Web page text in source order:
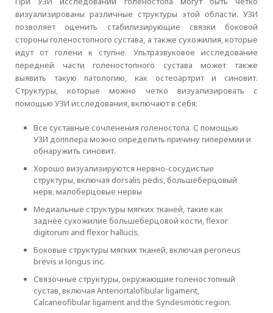
визуализированы различные структуры этой области. УЗИ
позволяет оценить стабилизирующие связки боковой
стороны голеностопного сустава, а также сухожилия, которые
идут от голени к ступне. Ультразвуковое исследование
передней части голеностопного сустава может также
выявить такую патологию, как остеоартрит и синовит.
Структуры, которые можно четко визуализировать с
помощью УЗИ исследования, включают в себя:
Все суставные сочленения голеностопа. С помощью
УЗИ допплера можно определить причину гиперемии и
обнаружить синовит.
Хорошо визуализируются нервно-сосудистые
структуры, включая dorsalis pedis, большеберцовый
нерв, малоберцовые нервы
Медиальные структуры мягких тканей, такие как
заднее сухожилие большеберцовой кости, flexor
digitorum and flexor hallucis.
Боковые структуры мягких тканей, включая peroneus
brevis и longus inc.
Связочные структуры, окружающие голеностопный
сустав, включая Anteriortalofibular ligament,
Calcaneofibular ligament and the Syndesmotic region.